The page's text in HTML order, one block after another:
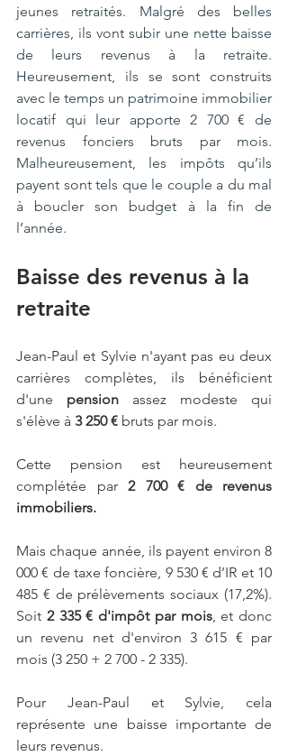
jeunes retraités. Malgré des belles
carrières, ils vont subir une nette baisse
de leurs revenus à la retraite.
Heureusement, ils se sont construits
avec le temps un patrimoine immobilier
locatif qui leur apporte 2 700 € de
revenus fonciers bruts par mois.
Malheureusement, les impôts qu’ils
payent sont tels que le couple a du mal
à boucler son budget à la fin de
l’année.
Baisse des revenus à la
retraite
Jean-Paul et Sylvie n'ayant pas eu deux
carrières complètes, ils bénéficient
d'une pension assez modeste qui
s'élève à 3 250 € bruts par mois.
Cette pension est heureusement
complétée par 2 700 € de revenus
immobiliers.
Mais chaque année, ils payent environ 8
000 € de taxe foncière, 9 530 € d’IR et 10
485 € de prélèvements sociaux (17,2%).
Soit 2 335 € d'impôt par mois, et donc
un revenu net d'environ 3 615 € par
mois (3 250 + 2 700 - 2 335).
Pour Jean-Paul et Sylvie, cela
représente une baisse importante de
leurs revenus.